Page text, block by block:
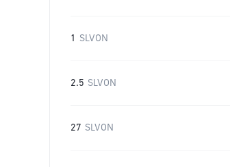
1 SLVON
2.5 SLVON
27 SLVON